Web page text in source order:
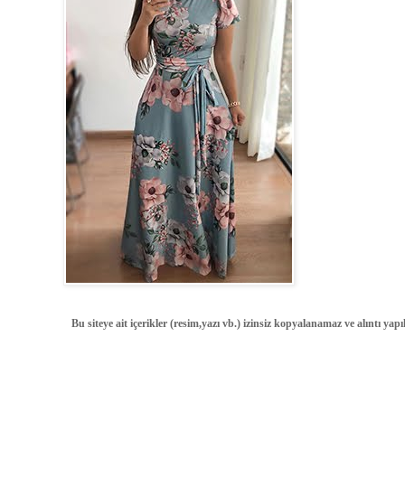
Bu siteye ait içerikler (resim,yazı vb.) izinsiz kopyalanamaz ve alıntı